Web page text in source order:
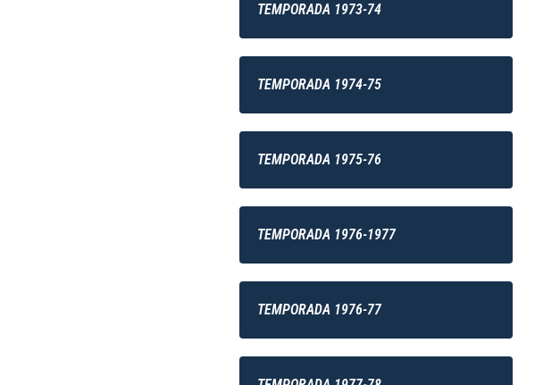
TEMPORADA 1973-74
TEMPORADA 1974-75
TEMPORADA 1975-76
TEMPORADA 1976-1977
TEMPORADA 1976-77